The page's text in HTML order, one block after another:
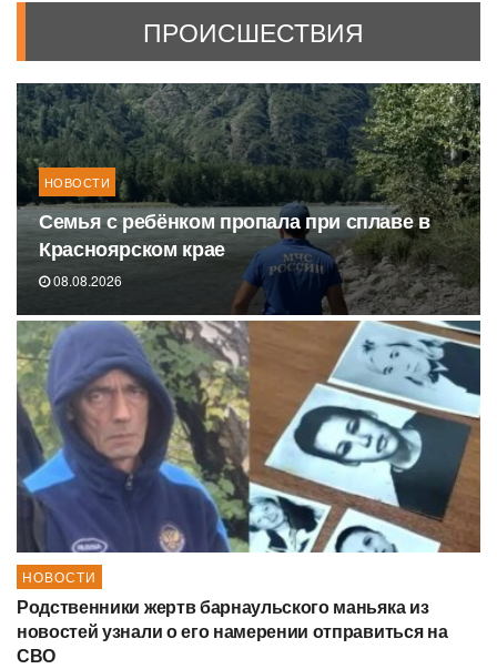
ПРОИСШЕСТВИЯ
НОВОСТИ
Семья с ребёнком пропала при сплаве в
Красноярском крае
08.08.2026
НОВОСТИ
Родственники жертв барнаульского маньяка из
новостей узнали о его намерении отправиться на
СВО